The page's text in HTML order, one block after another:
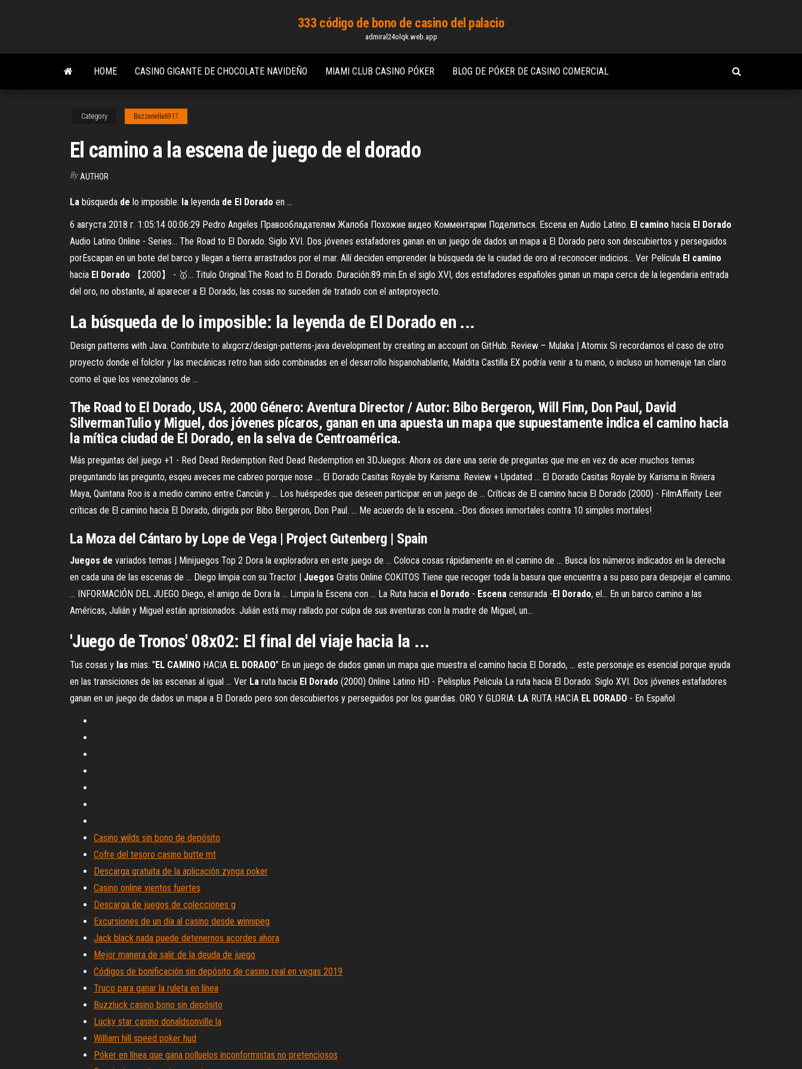
content
333 código de bono de casino del palacio
admiral24olqk.web.app
HOME CASINO GIGANTE DE CHOCOLATE NAVIDEÑO MIAMI CLUB CASINO PÓKER BLOG DE PÓKER DE CASINO COMERCIAL
Category Bazzanella6917
El camino a la escena de juego de el dorado
By AUTHOR
La búsqueda de lo imposible: la leyenda de El Dorado en ...
6 августа 2018 г. 1:05:14 00:06:29 Pedro Angeles Правообладателям Жалоба Похожие видео Комментарии Поделиться. Escena en Audio Latino. El camino hacia El Dorado
Audio Latino Online - Series… The Road to El Dorado. Siglo XVI. Dos jóvenes estafadores ganan en un juego de dados un mapa a El Dorado pero son descubiertos y perseguidos
porEscapan en un bote del barco y llegan a tierra arrastrados por el mar. Allí deciden emprender la búsqueda de la ciudad de oro al reconocer indicios... Ver Película El camino
hacia El Dorado 【2000】 - 🥇… Titulo Original:The Road to El Dorado. Duración:89 min.En el siglo XVI, dos estafadores españoles ganan un mapa cerca de la legendaria entrada
del oro, no obstante, al aparecer a El Dorado, las cosas no suceden de tratado con el anteproyecto.
La búsqueda de lo imposible: la leyenda de El Dorado en ...
Design patterns with Java. Contribute to alxgcrz/design-patterns-java development by creating an account on GitHub. Review – Mulaka | Atomix Si recordamos el caso de otro
proyecto donde el folclor y las mecánicas retro han sido combinadas en el desarrollo hispanohablante, Maldita Castilla EX podría venir a tu mano, o incluso un homenaje tan claro
como el que los venezolanos de …
The Road to El Dorado, USA, 2000 Género: Aventura Director / Autor: Bibo Bergeron, Will Finn, Don Paul, David
SilvermanTulio y Miguel, dos jóvenes pícaros, ganan en una apuesta un mapa que supuestamente indica el camino hacia
la mítica ciudad de El Dorado, en la selva de Centroamérica.
Más preguntas del juego +1 - Red Dead Redemption Red Dead Redemption en 3DJuegos: Ahora os dare una serie de preguntas que me en vez de acer muchos temas
preguntando las pregunto, esqeu aveces me cabreo porque nose ... El Dorado Casitas Royale by Karisma: Review + Updated ... El Dorado Casitas Royale by Karisma in Riviera
Maya, Quintana Roo is a medio camino entre Cancún y ... Los huéspedes que deseen participar en un juego de ... Críticas de El camino hacia El Dorado (2000) - FilmAffinity Leer
críticas de El camino hacia El Dorado, dirigida por Bibo Bergeron, Don Paul. ... Me acuerdo de la escena...-Dos dioses inmortales contra 10 simples mortales!
LaMoza del Cántaro by Lope de Vega | Project Gutenberg | Spain
Juegos de variados temas | Minijuegos Top 2 Dora la exploradora en este juego de ... Coloca cosas rápidamente en el camino de ... Busca los números indicados en la derecha
en cada una de las escenas de ... Diego limpia con su Tractor | Juegos Gratis Online COKITOS Tiene que recoger toda la basura que encuentra a su paso para despejar el camino.
... INFORMACIÓN DEL JUEGO Diego, el amigo de Dora la ... Limpia la Escena con ... La Ruta hacia el Dorado - Escena censurada -El Dorado, el… En un barco camino a las
Américas, Julián y Miguel están aprisionados. Julián está muy rallado por culpa de sus aventuras con la madre de Miguel, un...
'Juego de Tronos' 08x02: El final del viaje hacia la ...
Tus cosas y las mias: "EL CAMINO HACIA EL DORADO" En un juego de dados ganan un mapa que muestra el camino hacia El Dorado, ... este personaje es esencial porque ayuda
en las transiciones de las escenas al igual ... Ver La ruta hacia El Dorado (2000) Online Latino HD - Pelisplus Pelicula La ruta hacia El Dorado: Siglo XVI. Dos jóvenes estafadores
ganan en un juego de dados un mapa a El Dorado pero son descubiertos y perseguidos por los guardias. ORO Y GLORIA: LA RUTA HACIA EL DORADO - En Español
Casino wilds sin bono de depósito
Cofre del tesoro casino butte mt
Descarga gratuita de la aplicación zynga poker
Casino online vientos fuertes
Descarga de juegos de colecciones g
Excursiones de un día al casino desde winnipeg
Jack black nada puede detenernos acordes ahora
Mejor manera de salir de la deuda de juego
Códigos de bonificación sin depósito de casino real en vegas 2019
Truco para ganar la ruleta en línea
Buzzluck casino bono sin depósito
Lucky star casino donaldsonville la
William hill speed ​​poker hud
Póker en línea que gana polluelos inconformistas no pretenciosos